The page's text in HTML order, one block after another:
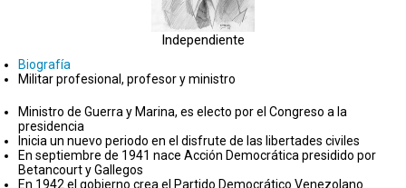
Independiente
Biografía
Militar profesional, profesor y ministro
Ministro de Guerra y Marina, es electo por el Congreso a la
presidencia
Inicia un nuevo periodo en el disfrute de las libertades civiles
En septiembre de 1941 nace Acción Democrática presidido por
Betancourt y Gallegos
En 1942 el gobierno crea el Partido Democrático Venezolano